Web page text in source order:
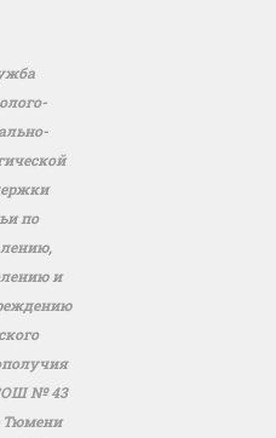
по
и
№ 43
Тюмени